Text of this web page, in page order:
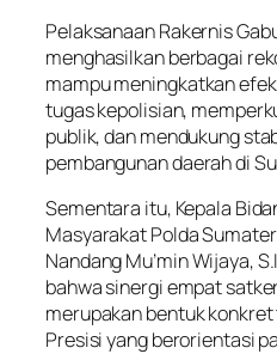
Pelaksanaan Rakernis
menghasilkan berbagai
mampu meningkatkan
tugas kepolisian,
publik, dan mendukung
pembangunan daerah di
Sementara itu, Kepala
Masyarakat Polda
Nandang Mu’min Wijaya,
bahwa sinergi empat
merupakan bentuk
Presisi yang berorientasi